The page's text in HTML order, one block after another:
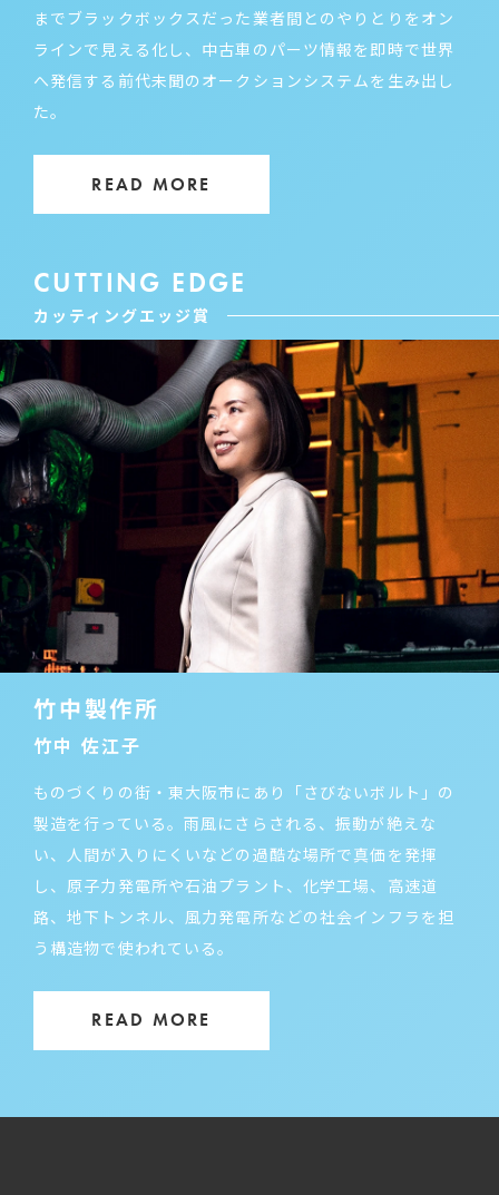
までブラックボックスだった業者間とのやりとりをオン
ラインで見える化し、中古車のパーツ情報を即時で世界
へ発信する前代未聞のオークションシステムを生み出し
た。
READ MORE
CUTTING EDGE
カッティングエッジ賞
竹中製作所
竹中 佐江子
ものづくりの街・東大阪市にあり「さびないボルト」の
製造を行っている。雨風にさらされる、振動が絶えな
い、人間が入りにくいなどの過酷な場所で真価を発揮
し、原子力発電所や石油プラント、化学工場、高速道
路、地下トンネル、風力発電所などの社会インフラを担
う構造物で使われている。
READ MORE